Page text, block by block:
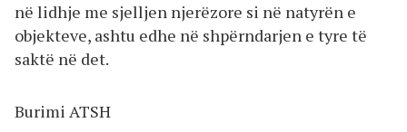
në lidhje me sjelljen njerëzore si në natyrën e
objekteve, ashtu edhe në shpërndarjen e tyre të
saktë në det.
Burimi ATSH